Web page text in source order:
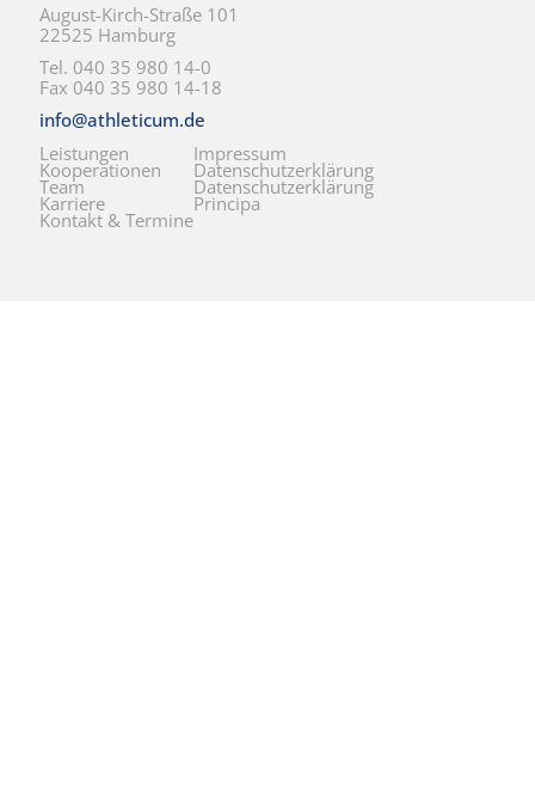
August-Kirch-Straße 101
22525 Hamburg
Tel. 040 35 980 14-0
Fax 040 35 980 14-18
info@athleticum.de
Leistungen
Kooperationen
Team
Karriere
Kontakt & Termine
Impressum
Datenschutzerklärung
Datenschutzerklärung
Principa